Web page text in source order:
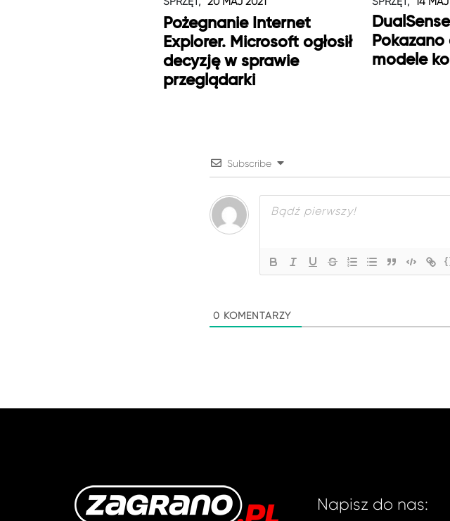
Pożegnanie Internet
Explorer. Microsoft ogłosił
decyzję w sprawie
przeglądarki
modele
Subscribe
0 KOMENTARZY
Napisz do nas: